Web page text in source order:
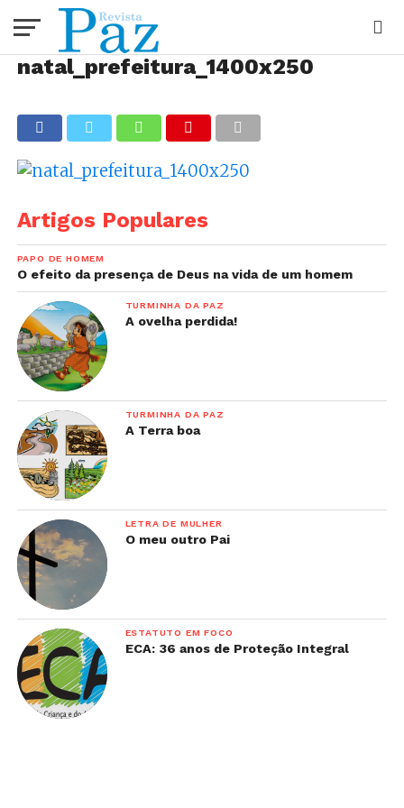
natal_prefeitura_1400x250
Artigos Populares
PAPO DE HOMEM
O efeito da presença de Deus na vida de um homem
TURMINHA DA PAZ
A ovelha perdida!
TURMINHA DA PAZ
A Terra boa
LETRA DE MULHER
O meu outro Pai
ESTATUTO EM FOCO
ECA: 36 anos de Proteção Integral